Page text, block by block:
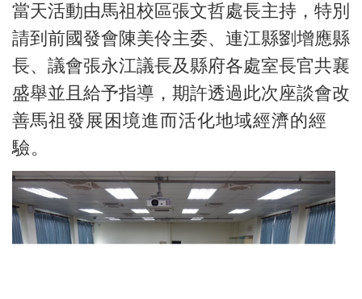
當天活動由馬祖校區張文哲處長主持，特別
請到前國發會陳美伶主委、連江縣劉增應縣
長、議會張永江議長及縣府各處室長官共襄
盛舉並且給予指導，期許透過此次座談會改
善馬祖發展困境進而活化地域經濟的經
驗。